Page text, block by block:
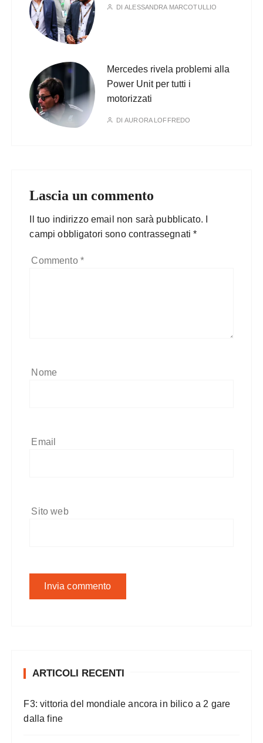
DIALESSANDRA MARCOTULLIO
Mercedes rivela problemi alla
Power Unit per tutti i
motorizzati
DIAURORA LOFFREDO
Lascia un commento
Il tuo indirizzo email non sarà pubblicato.
campi obbligatori sono contrassegnati*
Commento *
Nome
Email
Sito web
ARTICOLI RECENTI
F3: vittoria del mondiale ancora in bilico a 2 gare
dalla fine